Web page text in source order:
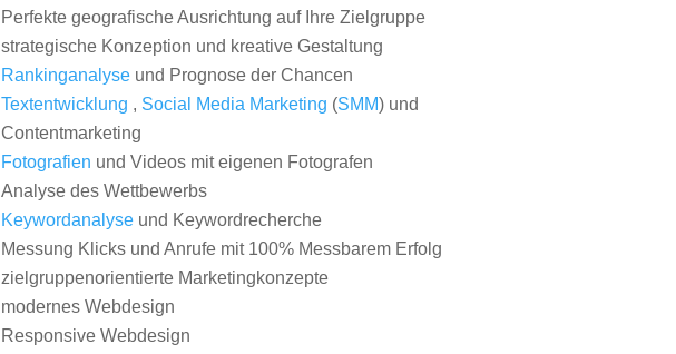
Perfekte geografische Ausrichtung auf Ihre Zielgruppe
strategische Konzeption und kreative Gestaltung
Rankinganalyseund Prognose der Chancen
Textentwicklung , Social Media Marketing (SMM) und
Contentmarketing
Fotografien und Videos mit eigenen Fotografen
Analyse des Wettbewerbs
Keywordanalyseund Keywordrecherche
Messung Klicks und Anrufe mit 100% Messbarem Erfolg
zielgruppenorientierte Marketingkonzepte
modernes Webdesign
Responsive Webdesign